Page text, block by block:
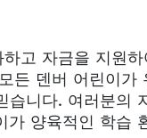
고 자금을 지원
든 덴버 어린이
니다. 여러분의
가 양육적인 학습